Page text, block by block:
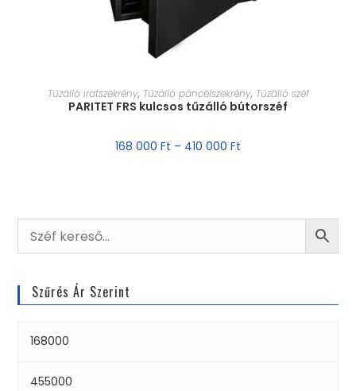
MÉRET VÁLASZTÁSA
Tűzálló iratszekrény, Tűzálló páncélszekrény, Tűzálló széf
PARITET FRS kulcsos tűzálló bútorszéf
168 000 Ft – 410 000 Ft
Szűrés Ár Szerint